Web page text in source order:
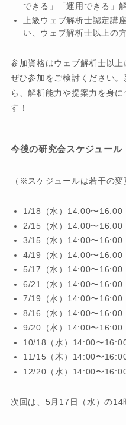
できる」「運用できる」
上級ウェブ解析士認定講
い、ウェブ解析士以上の
参加資格はウェブ解析士以
ぜひ参加をご検討ください
ら、解析能力や提案力を身
す！
今後の研究会スケジュール
（※スケジュールは若干の変
1/18（水）14:00〜
2/15（水）14:00〜
3/15（水）14:00〜
4/19（水）14:00〜
5/17（水）14:00〜
6/21（水）14:00〜16:00
7/19（水）14:00〜16:00
8/16（水）14:00〜16:00
9/20（水）14:00〜16:00
10/18（水）14:00〜
11/15（木）14:00〜
12/20（水）14:00〜
次回は、5月17日（水）の14